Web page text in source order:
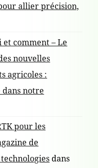
allier précision,
comment – Le
nouvelles
agricoles :
notre
pour les
de
dans